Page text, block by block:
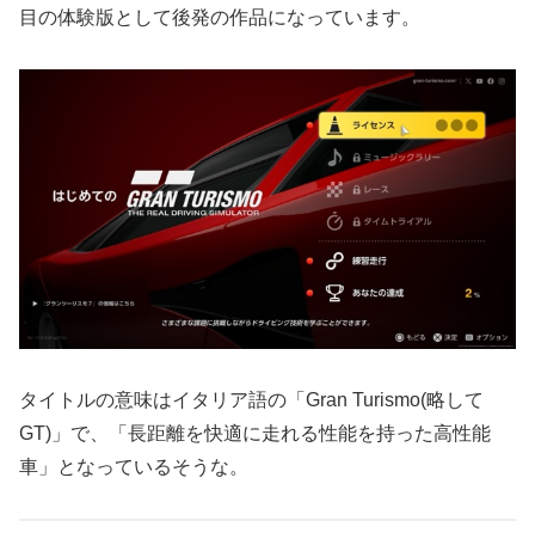
目の体験版として後発の作品になっています。
タイトルの意味はイタリア語の「Gran Turismo(略して
GT)」で、「長距離を快適に走れる性能を持った高性能
車」となっているそうな。